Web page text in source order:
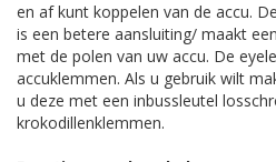
en af kunt koppelen van de accu.
is een betere aansluiting/ maakt
met de polen van uw accu. De
accuklemmen. Als u gebruik wilt
u deze met een inbussleutel
krokodillenklemmen.